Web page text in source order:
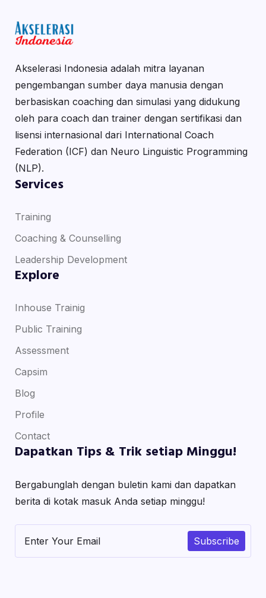
Akselerasi Indonesia adalah mitra layanan
pengembangan sumber daya manusia dengan
berbasiskan coaching dan simulasi yang didukung
oleh para coach dan trainer dengan sertifikasi dan
lisensi internasional dari International Coach
Federation (ICF) dan Neuro Linguistic Programming
(NLP).
Services
Training
Coaching & Counselling
Leadership Development
Explore
Inhouse Trainig
Public Training
Assessment
Capsim
Blog
Profile
Contact
Dapatkan Tips & Trik setiap Minggu!
Bergabunglah dengan buletin kami dan dapatkan
berita di kotak masuk Anda setiap minggu!
Subscribe